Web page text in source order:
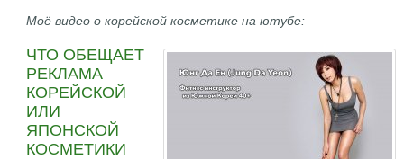
Моё видео о корейской косметике на ютубе:
ЧТО ОБЕЩАЕТ
РЕКЛАМА
КОРЕЙСКОЙ
ИЛИ
ЯПОНСКОЙ
КОСМЕТИКИ